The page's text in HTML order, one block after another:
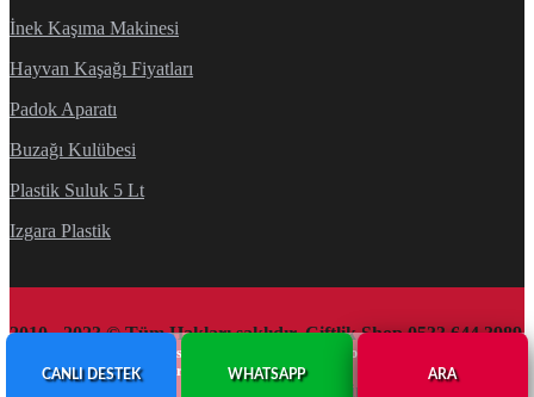
İnek Kaşıma Makinesi
Hayvan Kaşağı Fiyatları
Padok Aparatı
Buzağı Kulübesi
Plastik Suluk 5 Lt
Izgara Plastik
2010 - 2023 © Tüm Hakları saklıdır. Çiftlik Shop 0533 644 3989
Sitemizde bulunan tüm görsel ve metinler firmamıza ait olup, yazılı izin alınmadan
kullanımı kesinlikle yasaktır.
Çiftlik Ekipmanları
CANLI DESTEK WHATSAPP ARA